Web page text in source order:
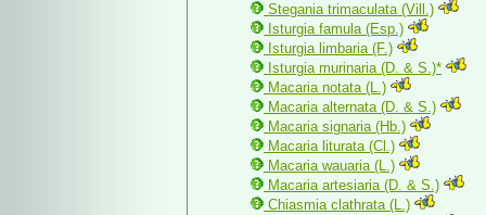
Stegania trimaculata (Vill.)
Isturgia famula (Esp.)
Isturgia limbaria (F.)
Isturgia murinaria (D. & S.)*
Macaria notata (L.)
Macaria alternata (D. & S.)
Macaria signaria (Hb.)
Macaria liturata (Cl.)
Macaria wauaria (L.)
Macaria artesiaria (D. & S.)
Chiasmia clathrata (L.)